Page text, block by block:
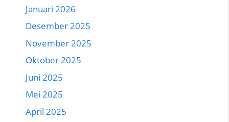
Januari 2026
Desember 2025
November 2025
Oktober 2025
Juni 2025
Mei 2025
April 2025